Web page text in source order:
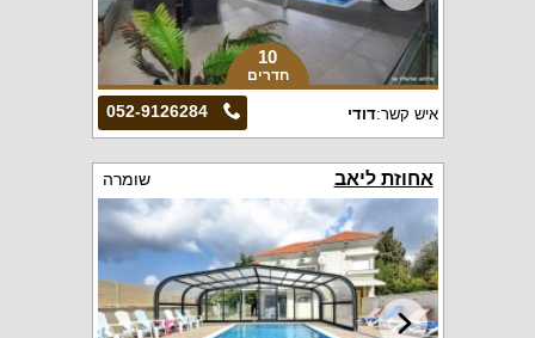
10
חדרים
052-9126284 איש קשר:דודי
אחוזת ליאב שומרה